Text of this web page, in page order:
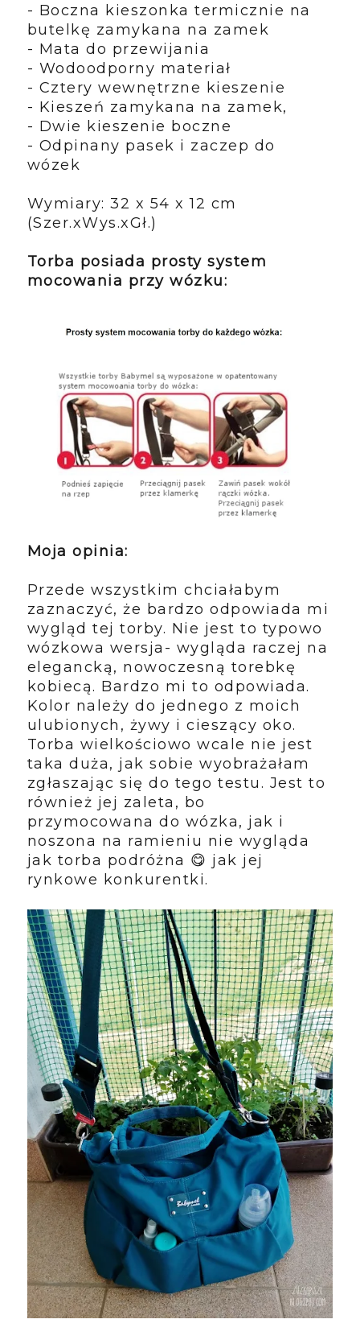
- Boczna kieszonka termicznie na
butelkę zamykana na zamek
- Mata do przewijania
- Wodoodporny materiał
- Cztery wewnętrzne kieszenie
- Kieszeń zamykana na zamek,
- Dwie kieszenie boczne
- Odpinany pasek i zaczep do
wózek
Wymiary: 32 x 54 x 12 cm
(Szer.xWys.xGł.)
Torba posiada prosty system
mocowania przy wózku:
Moja opinia:
Przede wszystkim chciałabym
zaznaczyć, że bardzo odpowiada mi
wygląd tej torby. Nie jest to typowo
wózkowa wersja- wygląda raczej na
elegancką, nowoczesną torebkę
kobiecą. Bardzo mi to odpowiada.
Kolor należy do jednego z moich
ulubionych, żywy i cieszący oko.
Torba wielkościowo wcale nie jest
taka duża, jak sobie wyobrażałam
zgłaszając się do tego testu. Jest to
również jej zaleta, bo
przymocowana do wózka, jak i
noszona na ramieniu nie wygląda
jak torba podróżna 😋 jak jej
rynkowe konkurentki.